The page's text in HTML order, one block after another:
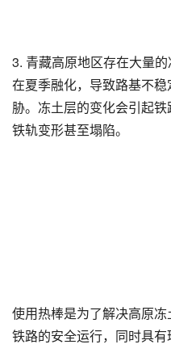
3. 青藏高原地区存在大量
在夏季融化，导致路基不
胁。冻土层的变化会引起
铁轨变形甚至塌陷。
使用热棒是为了解决高原
铁路的安全运行，同时具有